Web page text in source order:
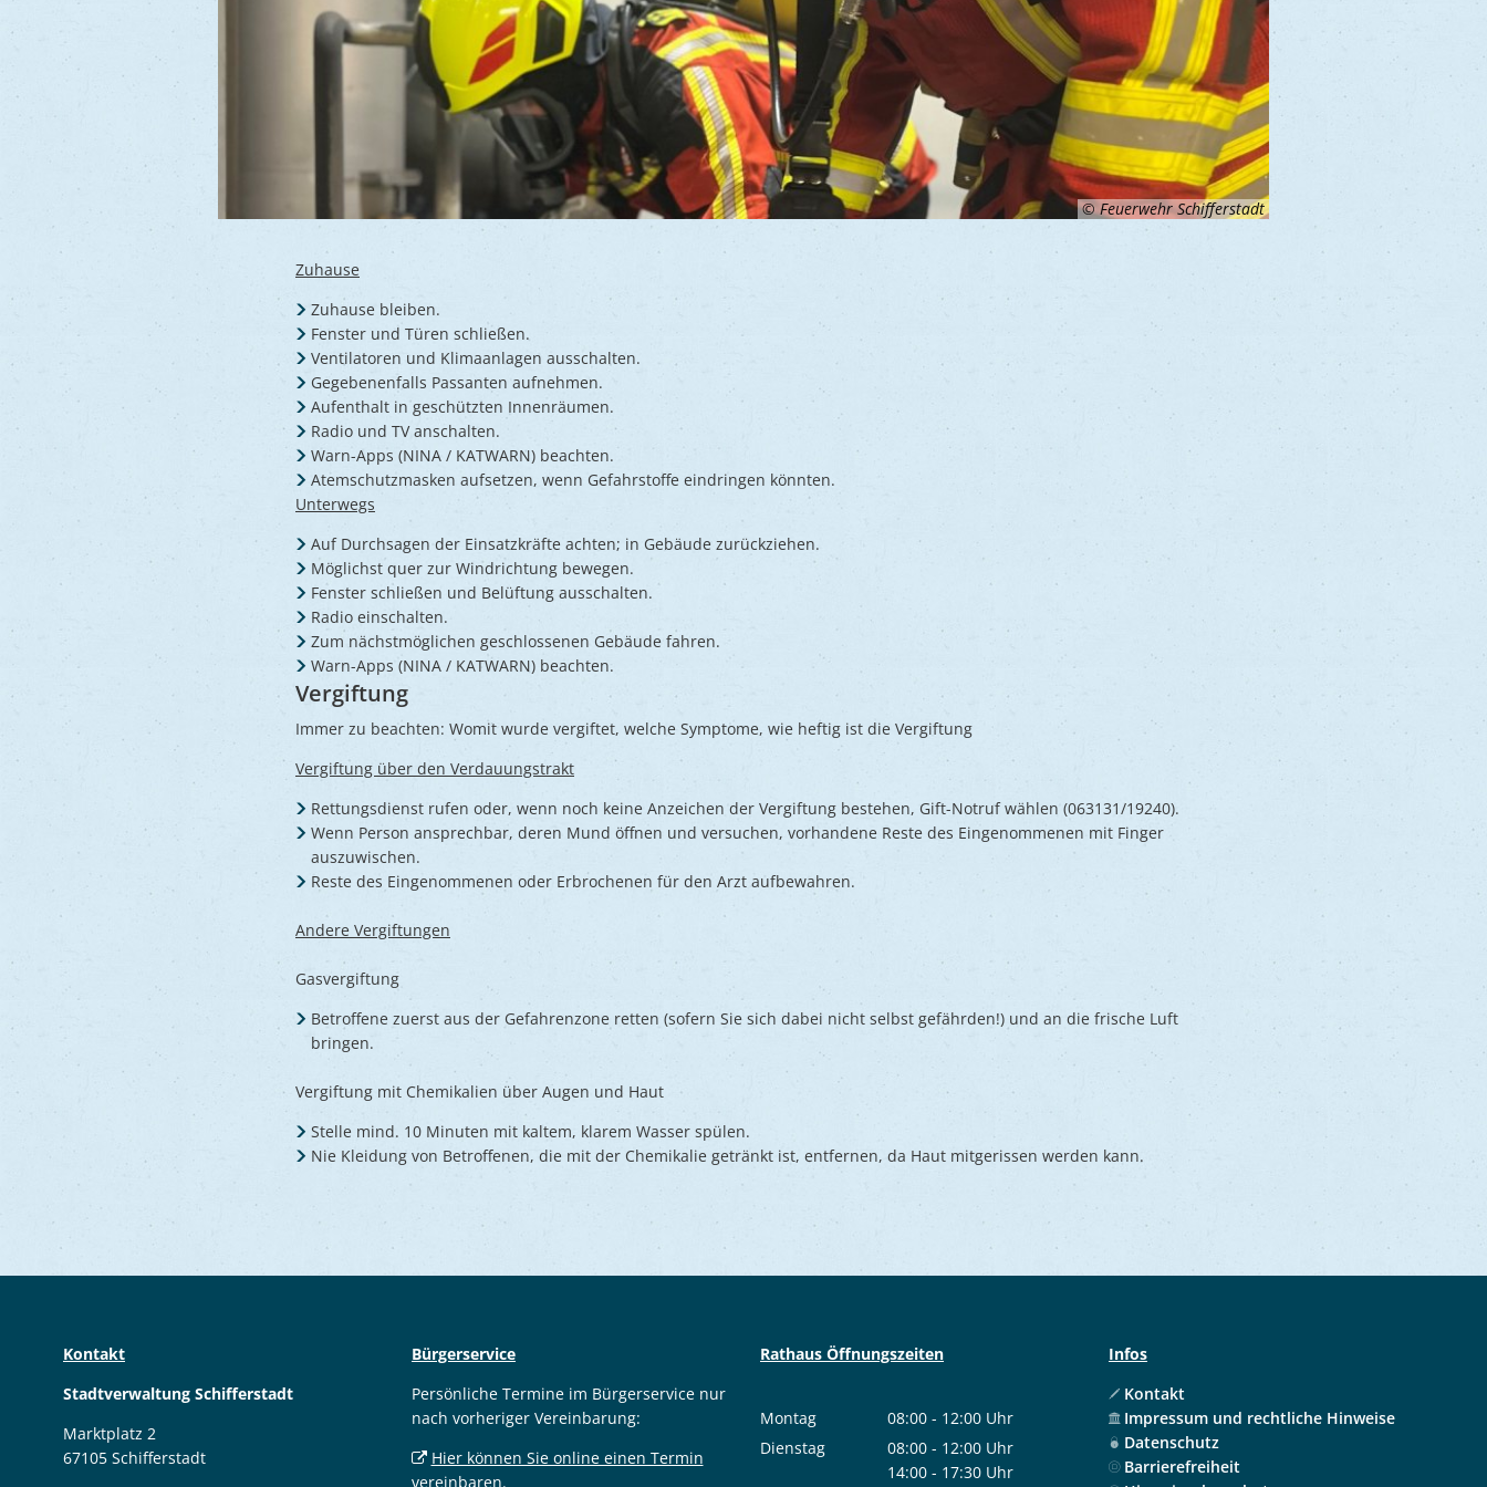
© Feuerwehr Schifferstadt
Zuhause
Zuhause bleiben.
Fenster und Türen schließen.
Ventilatoren und Klimaanlagen ausschalten.
Gegebenenfalls Passanten aufnehmen.
Aufenthalt in geschützten Innenräumen.
Radio und TV anschalten.
Warn-Apps (NINA / KATWARN) beachten.
Atemschutzmasken aufsetzen, wenn Gefahrstoffe eindringen könnten.
Unterwegs
Auf Durchsagen der Einsatzkräfte achten; in Gebäude zurückziehen.
Möglichst quer zur Windrichtung bewegen.
Fenster schließen und Belüftung ausschalten.
Radio einschalten.
Zum nächstmöglichen geschlossenen Gebäude fahren.
Warn-Apps (NINA / KATWARN) beachten.
Vergiftung
Immer zu beachten: Womit wurde vergiftet, welche Symptome, wie heftig ist die Vergiftung
Vergiftung über den Verdauungstrakt
Rettungsdienst rufen oder, wenn noch keine Anzeichen der Vergiftung bestehen, Gift-Notruf wählen (063131/19240).
Wenn Person ansprechbar, deren Mund öffnen und versuchen, vorhandene Reste des Eingenommenen mit Finger
auszuwischen.
Reste des Eingenommenen oder Erbrochenen für den Arzt aufbewahren.
Andere Vergiftungen
Gasvergiftung
Betroffene zuerst aus der Gefahrenzone retten (sofern Sie sich dabei nicht selbst gefährden!) und an die frische Luft
bringen.
Vergiftung mit Chemikalien über Augen und Haut
Stelle mind. 10 Minuten mit kaltem, klarem Wasser spülen.
Nie Kleidung von Betroffenen, die mit der Chemikalie getränkt ist, entfernen, da Haut mitgerissen werden kann.
Kontakt
Stadtverwaltung Schifferstadt
Marktplatz 2
67105 Schifferstadt
Bürgerservice
Persönliche Termine im Bürgerservice nur
nach vorheriger Vereinbarung:
Hier können Sie online einen Termin
vereinbaren.
Rathaus Öffnungszeiten
Montag 08:00 - 12:00 Uhr
Von 08:00 bis 12:00 Uhr
Dienstag 08:00 - 12:00 Uhr
Von 08:00 bis 12:00 Uhr
14:00 - 17:30 Uhr
Infos
Kontakt
Impressum und rechtliche Hinweise
Datenschutz
Barrierefreiheit